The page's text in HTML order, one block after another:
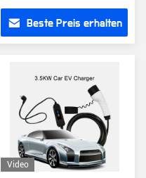
Heimatladestation CE
Phase 3Beste Preis erhalten
Video